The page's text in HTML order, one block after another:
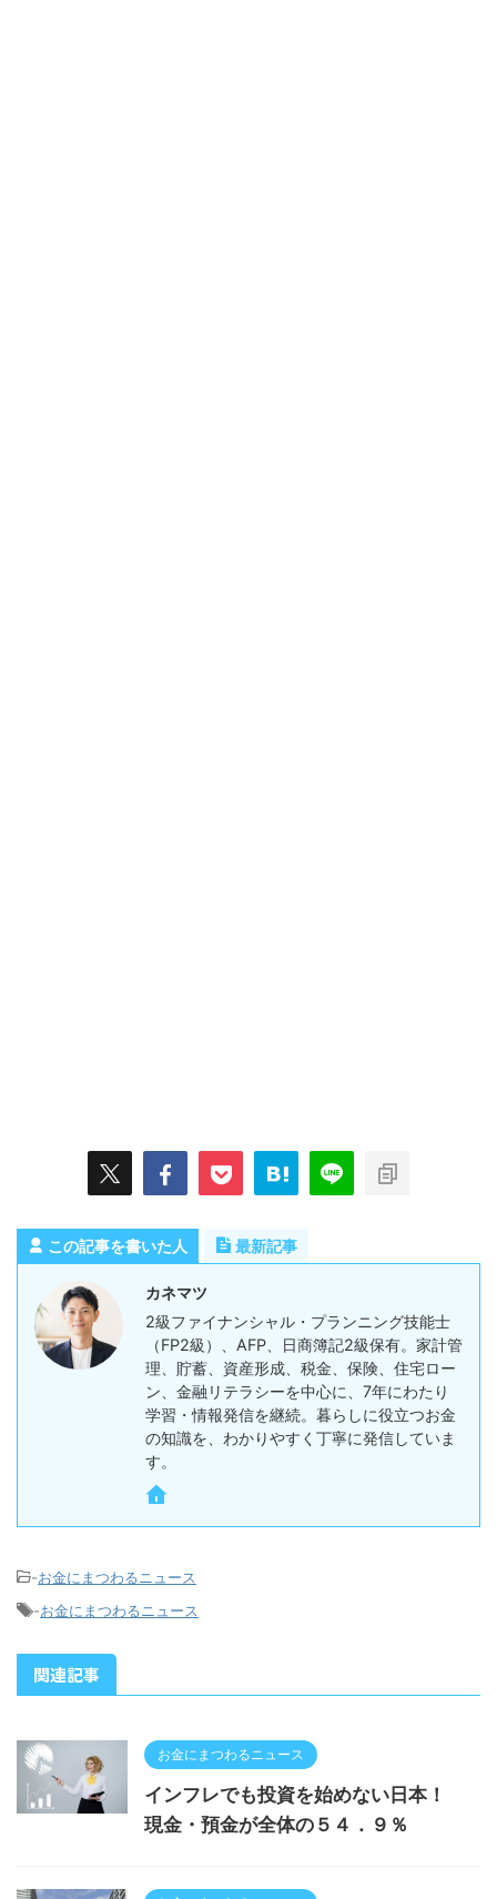
この記事を書いた人 最新記事
カネマツ
2級ファイナンシャル・プランニング技能士
（FP2級）、AFP、日商簿記2級保有。家計管
理、貯蓄、資産形成、税金、保険、住宅ロー
ン、金融リテラシーを中心に、7年にわたり
学習・情報発信を継続。暮らしに役立つお金
の知識を、わかりやすく丁寧に発信していま
す。
-お金にまつわるニュース
-お金にまつわるニュース
関連記事
お金にまつわるニュース
インフレでも投資を始めない日本！
現金・預金が全体の５４．９％